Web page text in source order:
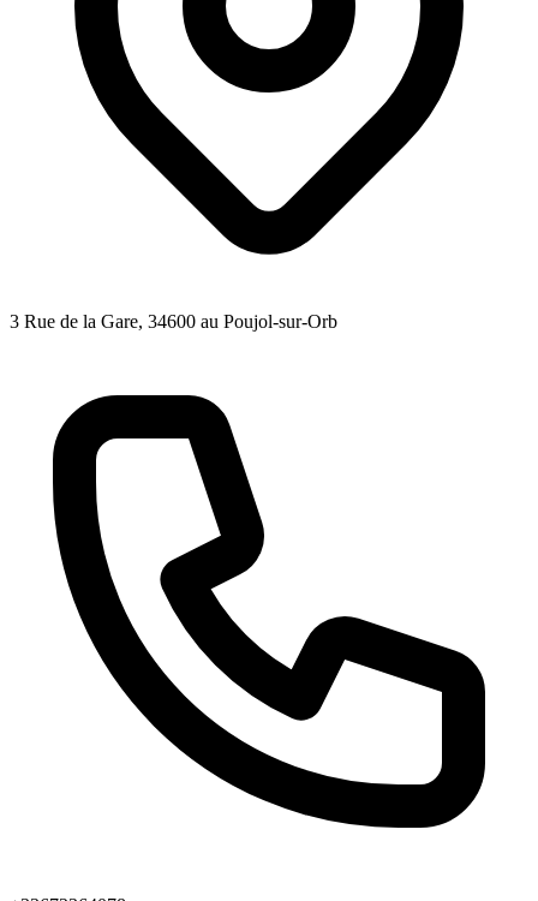
3 Rue de la Gare, 34600 au Poujol-sur-Orb